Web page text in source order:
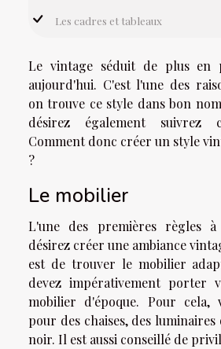
Les cadres et tableaux
Le vintage séduit de plus en
aujourd'hui. C'est l'une des
on trouve ce style dans bon
désirez également suivrez
Comment donc créer un style
?
Le mobilier
L'une des premières règles
désirez créer une ambiance
est de trouver le mobilier
devez impérativement porter
mobilier d'époque. Pour cela,
pour des chaises, des
noir. Il est aussi conseillé de